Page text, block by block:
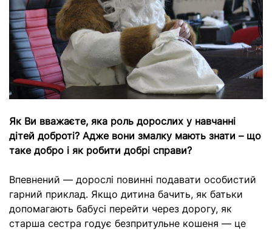
Як Ви вважаєте, яка роль дорослих у навчанні
дітей доброті? Адже вони змалку мають знати – що
таке добро і як робити добрі справи?
Впевнений — дорослі повинні подавати особистий
гарний приклад. Якщо дитина бачить, як батьки
допомагають бабусі перейти через дорогу, як
старша сестра годує безпритульне кошеня — це